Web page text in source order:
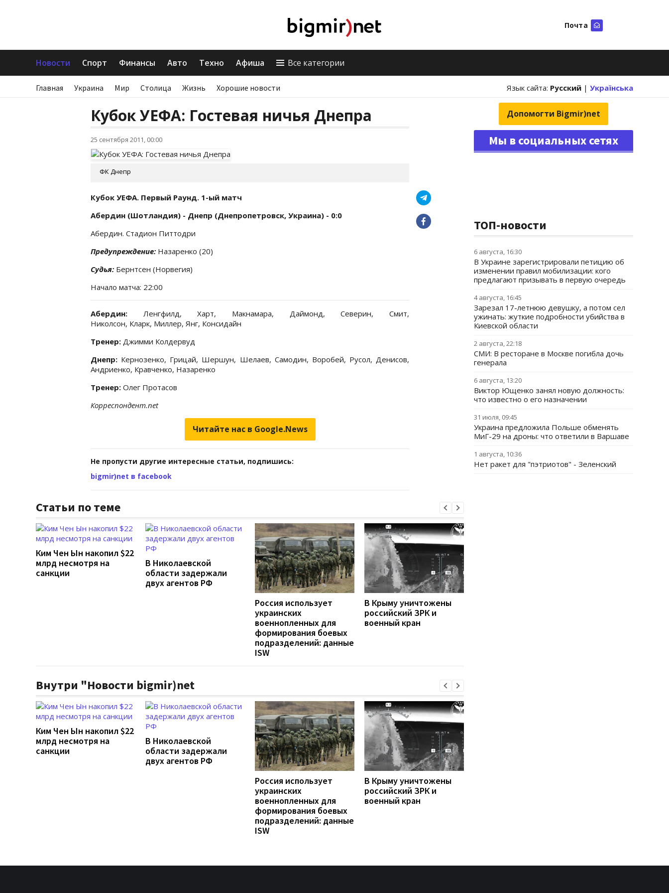
Почта
Новости Спорт Финансы Авто Техно Афиша Все категории
Главная Украина Мир Столица Жизнь Хорошие новости Язык сайта: Русский | Українська
Кубок УЕФА: Гостевая ничья Днепра
25 сентября 2011, 00:00
ФК Днепр
Кубок УЕФА. Первый Раунд. 1-ый матч
Абердин (Шотландия) - Днепр (Днепропетровск, Украина) - 0:0
Абердин. Стадион Питтодри
Предупреждение: Назаренко (20)
Судья: Бернтсен (Норвегия)
Начало матча: 22:00
Абердин: Ленгфилд, Харт, Макнамара, Даймонд, Северин, Смит,
Николсон, Кларк, Миллер, Янг, Консидайн
Тренер: Джимми Колдервуд
Днепр: Кернозенко, Грицай, Шершун, Шелаев, Самодин, Воробей, Русол, Денисов,
Андриенко, Кравченко, Назаренко
Тренер: Олег Протасов
Корреспондент.net
Читайте нас в Google.News
Не пропусти другие интересные статьи, подпишись:
bigmir)net в facebook
Статьи по теме
Ким Чен Ын накопил $22
млрд несмотря на
санкции
В Николаевской
области задержали
двух агентов РФ
Россия использует
украинских
военнопленных для
формирования боевых
подразделений: данные
ISW
В Крыму уничтожены
российский ЗРК и
военный кран
Внутри "Новости bigmir)net
Ким Чен Ын накопил $22
млрд несмотря на
санкции
В Николаевской
области задержали
двух агентов РФ
Россия использует
украинских
военнопленных для
формирования боевых
подразделений: данные
ISW
В Крыму уничтожены
российский ЗРК и
военный кран
Допомогти Bigmir)net
Мы в социальных сетях
ТОП-новости
6 августа, 16:30
В Украине зарегистрировали петицию об
изменении правил мобилизации: кого
предлагают призывать в первую очередь
4 августа, 16:45
Зарезал 17-летнюю девушку, а потом сел
ужинать: жуткие подробности убийства в
Киевской области
2 августа, 22:18
СМИ: В ресторане в Москве погибла дочь
генерала
6 августа, 13:20
Виктор Ющенко занял новую должность:
что известно о его назначении
31 июля, 09:45
Украина предложила Польше обменять
МиГ-29 на дроны: что ответили в Варшаве
1 августа, 10:36
Нет ракет для "пэтриотов" - Зеленский